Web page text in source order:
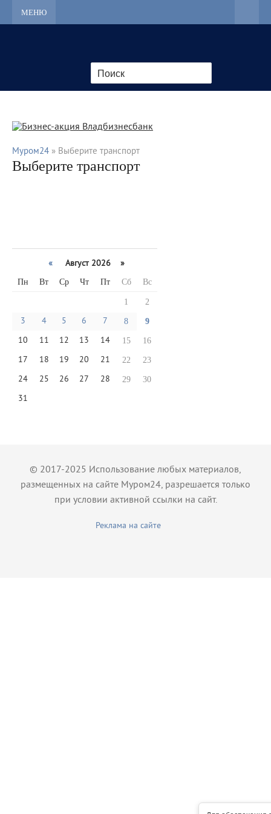
МЕНЮ
Муром24 » Выберите транспорт
Выберите транспорт
« Август 2026 »
Пн Вт Ср Чт Пт Сб Вс
1 2
3 4 5 6 7 8 9
10 11 12 13 14 15 16
17 18 19 20 21 22 23
24 25 26 27 28 29 30
31
© 2017-2025 Использование любых материалов,
размещенных на сайте Муром24, разрешается только
при условии активной ссылки на сайт.
Реклама на сайте